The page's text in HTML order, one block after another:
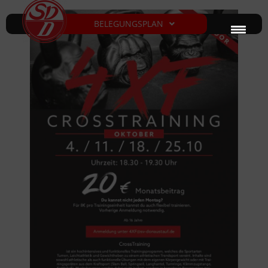
BELEGUNGSPLAN